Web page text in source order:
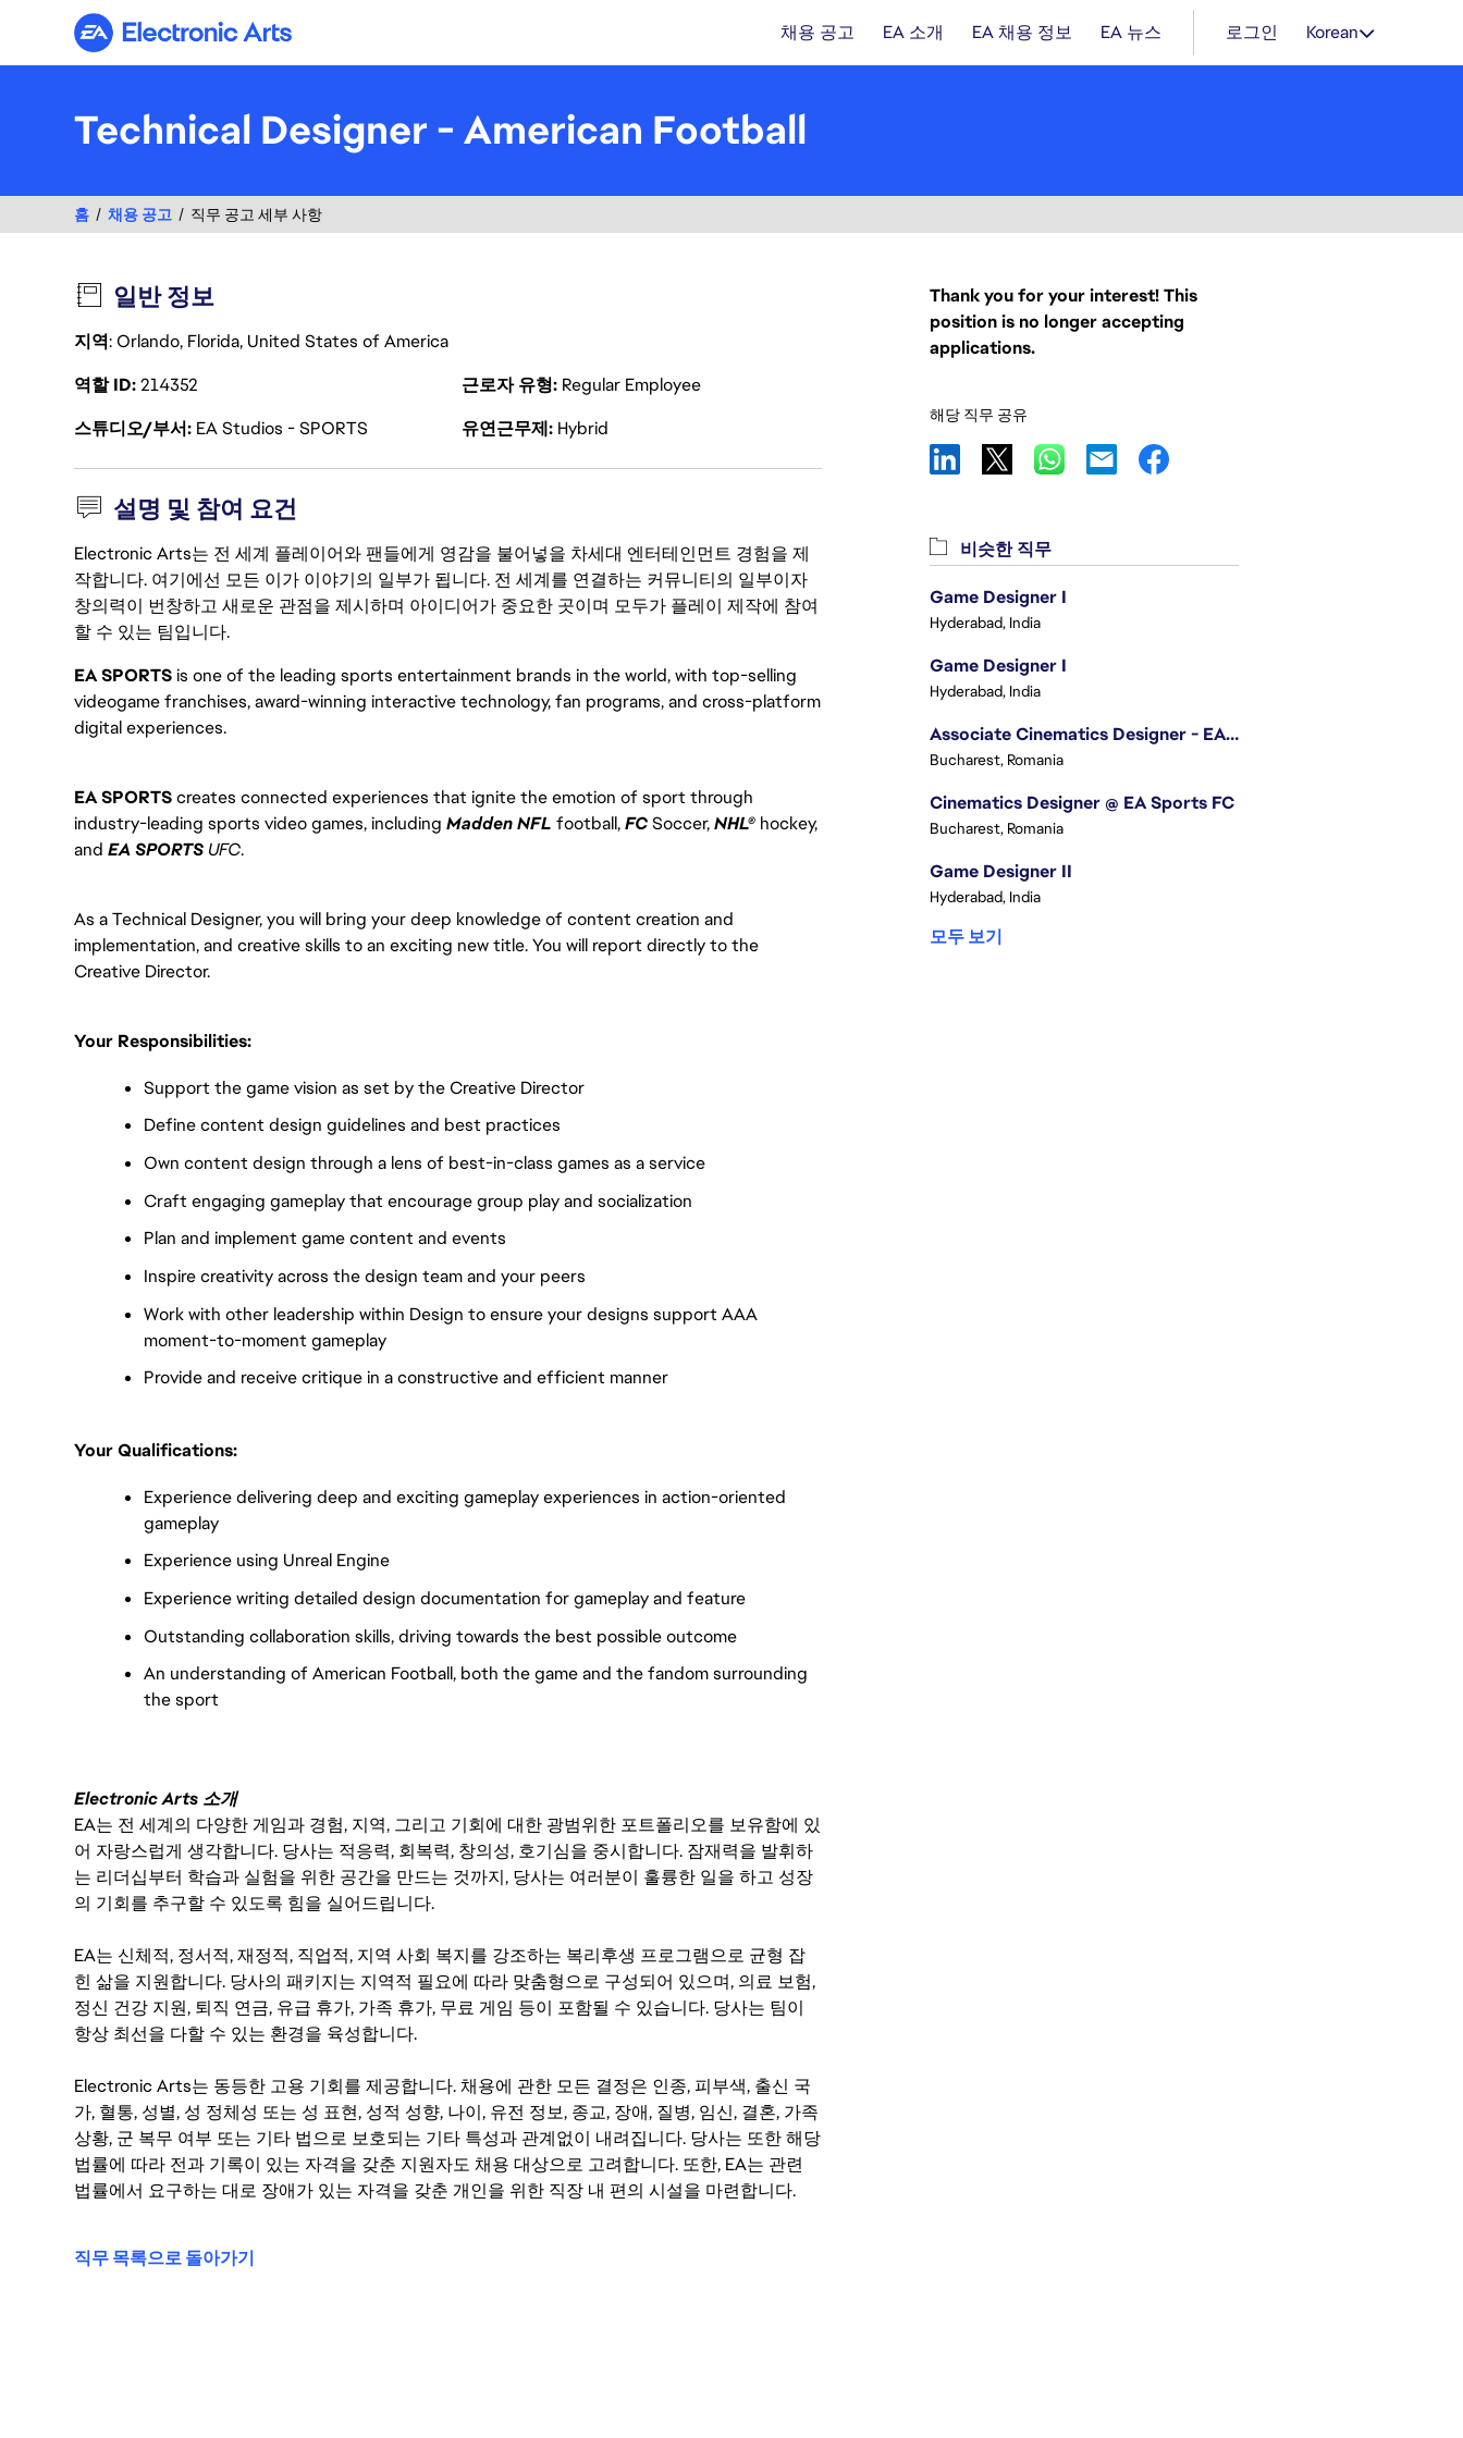
Electronic Arts 채용 공고 EA 소개 EA 채용 정보 EA 뉴스 로그인 Korean
Technical Designer - American Football
홈 채용 공고 직무 공고 세부 사항
일반 정보
지역: Orlando, Florida, United States of America
역할 ID214352 근로자 유형 Regular Employee
스튜디오/부서 EA Studios - SPORTS 유연근무제 Hybrid
설명 및 참여 요건
Electronic Arts는 전 세계 플레이어와 팬들에게 영감을 불어넣을 차세대 엔터테인먼트 경험을 제
작합니다. 여기에선 모든 이가 이야기의 일부가 됩니다. 전 세계를 연결하는 커뮤니티의 일부이자
창의력이 번창하고 새로운 관점을 제시하며 아이디어가 중요한 곳이며 모두가 플레이 제작에 참여
할 수 있는 팀입니다.
EA SPORTSis one of the leading sports entertainment brands in the world, with top-selling
videogame franchises, award-winning interactive technology, fan programs, and cross-platform
digital experiences.
EA SPORTScreates connected experiences that ignite the emotion of sport through
industry-leading sports video games, including Madden NFL football,FCSoccer,NHL® hockey,
and EA SPORTS UFC.
As a Technical Designer, you will bring your deep knowledge of content creation and
implementation, and creative skills to an exciting new title. You will report directly to the
Creative Director.
Your Responsibilities:
Support the game vision as set by the Creative Director
Define content design guidelines and best practices
Own content design through a lens of best-in-class games as a service
Craft engaging gameplay that encourage group play and socialization
Plan and implement game content and events
Inspire creativity across the design team and your peers
Work with other leadership within Design to ensure your designs support AAA
moment-to-moment gameplay
Provide and receive critique in a constructive and efficient manner
Your Qualifications:
Experience delivering deep and exciting gameplay experiences in action-oriented
gameplay
Experience using Unreal Engine
Experience writing detailed design documentation for gameplay and feature
Outstanding collaboration skills, driving towards the best possible outcome
An understanding of American Football, both the game and the fandom surrounding
the sport
Electronic Arts 소개
EA는 전 세계의 다양한 게임과 경험, 지역, 그리고 기회에 대한 광범위한 포트폴리오를 보유함에 있
어 자랑스럽게 생각합니다. 당사는 적응력, 회복력, 창의성, 호기심을 중시합니다. 잠재력을 발휘하
는 리더십부터 학습과 실험을 위한 공간을 만드는 것까지, 당사는 여러분이 훌륭한 일을 하고 성장
의 기회를 추구할 수 있도록 힘을 실어드립니다.
EA는 신체적, 정서적, 재정적, 직업적, 지역 사회 복지를 강조하는 복리후생 프로그램으로 균형 잡
힌 삶을 지원합니다. 당사의 패키지는 지역적 필요에 따라 맞춤형으로 구성되어 있으며, 의료 보험,
정신 건강 지원, 퇴직 연금, 유급 휴가, 가족 휴가, 무료 게임 등이 포함될 수 있습니다. 당사는 팀이
항상 최선을 다할 수 있는 환경을 육성합니다.
Electronic Arts는 동등한 고용 기회를 제공합니다. 채용에 관한 모든 결정은 인종, 피부색, 출신 국
가, 혈통, 성별, 성 정체성 또는 성 표현, 성적 성향, 나이, 유전 정보, 종교, 장애, 질병, 임신, 결혼, 가족
상황, 군 복무 여부 또는 기타 법으로 보호되는 기타 특성과 관계없이 내려집니다. 당사는 또한 해당
법률에 따라 전과 기록이 있는 자격을 갖춘 지원자도 채용 대상으로 고려합니다. 또한, EA는 관련
법률에서 요구하는 대로 장애가 있는 자격을 갖춘 개인을 위한 직장 내 편의 시설을 마련합니다.
직무 목록으로 돌아가기
Thank you for your interest! This
position is no longer accepting
applications.
해당 직무 공유
비슷한 직무
Game Designer I
Hyderabad, India
Game Designer I
Hyderabad, India
Associate Cinematics Designer - EA Sports FC
Bucharest, Romania
Cinematics Designer @ EA Sports FC
Bucharest, Romania
Game Designer II
Hyderabad, India
모두 보기